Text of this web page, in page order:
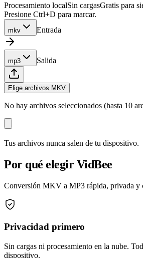
Procesamiento localSin cargasGratis para
Presione Ctrl+D para marcar.
mkv Entrada
mp3 Salida
Elige archivos MKV
No hay archivos seleccionados (hasta 10
Tus archivos nunca salen de tu dispositivo.
Por qué elegir VidBee
Conversión MKV a MP3 rápida, privada y
Privacidad primero
Sin cargas ni procesamiento en la nube.
dispositivo.